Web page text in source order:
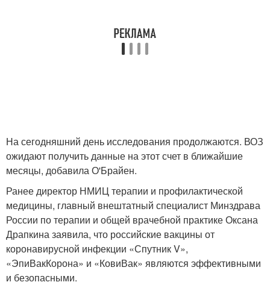
На сегодняшний день исследования продолжаются. ВОЗ
ожидают получить данные на этот счет в ближайшие
месяцы, добавила О'Брайен.
Ранее директор НМИЦ терапии и профилактической
медицины, главный внештатный специалист Минздрава
России по терапии и общей врачебной практике Оксана
Драпкина заявила, что российские вакцины от
коронавирусной инфекции «Спутник V»,
«ЭпиВакКорона» и «КовиВак» являются эффективными
и безопасными.